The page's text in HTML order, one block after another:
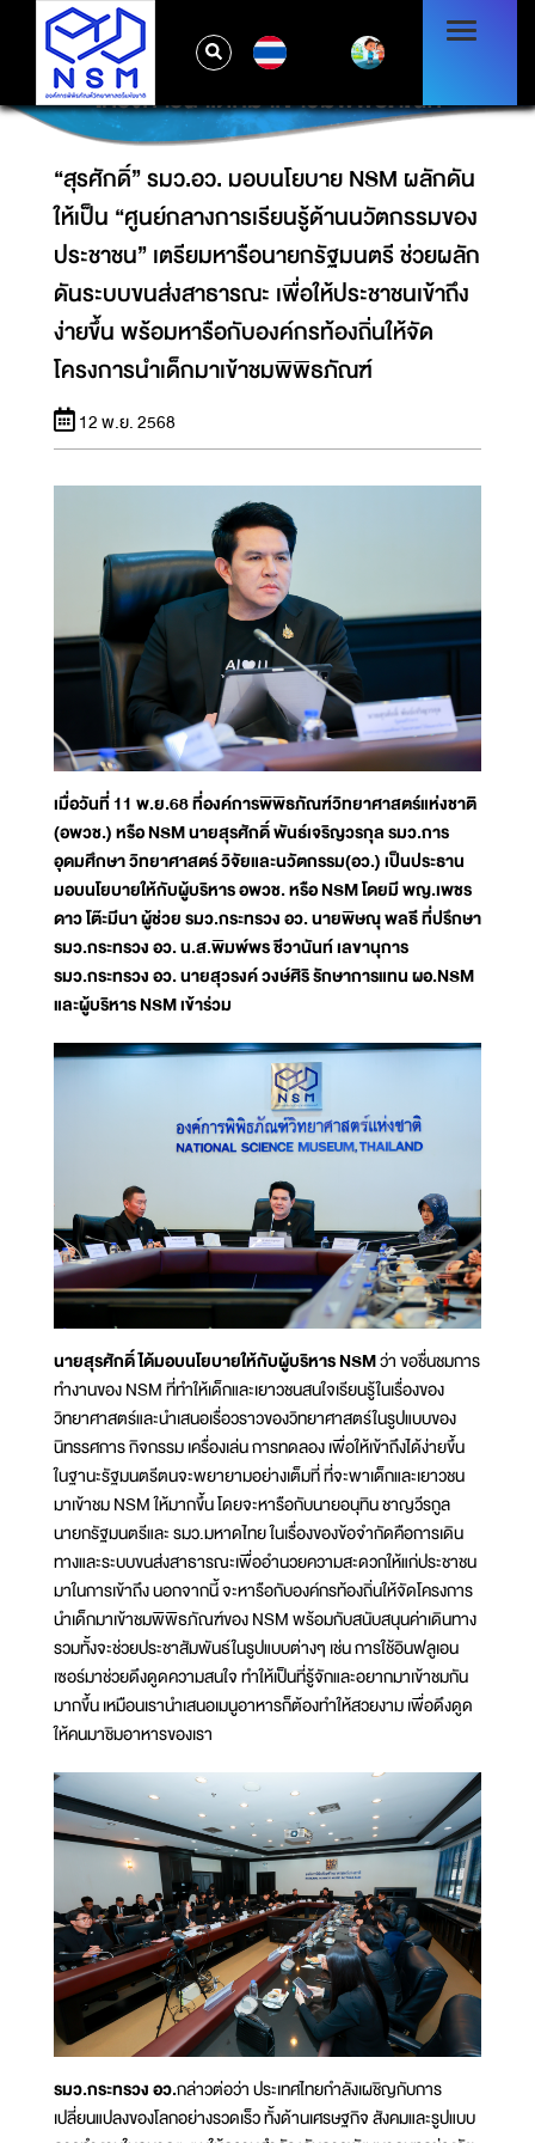
ประชาชน” เตรียมหารือนายกรัฐมนตรี ช่วยผลัก
ดันระบบขนส่งสาธารณะ เพื่อให้ประชาชนเข้าถึง
ง่ายขึ้น พร้อมหารือกับองค์กรท้องถิ่นให้จัด
โครงการนำเด็กมาเข้าชมพิพิธภัณฑ์
“สุรศักดิ์” รมว.อว. มอบนโยบาย NSM ผลักดัน
ให้เป็น “ศูนย์กลางการเรียนรู้ด้านนวัตกรรมของ
ประชาชน” เตรียมหารือนายกรัฐมนตรี ช่วยผลัก
ดันระบบขนส่งสาธารณะ เพื่อให้ประชาชนเข้าถึง
ง่ายขึ้น พร้อมหารือกับองค์กรท้องถิ่นให้จัด
โครงการนำเด็กมาเข้าชมพิพิธภัณฑ์
12 พ.ย. 2568
เมื่อวันที่ 11 พ.ย.68 ที่องค์การพิพิธภัณฑ์วิทยาศาสตร์แห่งชาติ
(อพวช.) หรือ NSM นายสุรศักดิ์ พันธ์เจริญวรกุล รมว.การ
อุดมศึกษา วิทยาศาสตร์ วิจัยและนวัตกรรม(อว.) เป็นประธาน
มอบนโยบายให้กับผู้บริหาร อพวช. หรือ NSM โดยมี พญ.เพชร
ดาว โต๊ะมีนา ผู้ช่วย รมว.กระทรวง อว. นายพิษณุ พลธี ที่ปรึกษา
รมว.กระทรวง อว. น.ส.พิมพ์พร ชีวานันท์ เลขานุการ
รมว.กระทรวง อว. นายสุวรงค์ วงษ์ศิริ รักษาการแทน ผอ.NSM
และผู้บริหาร NSM เข้าร่วม
นายสุรศักดิ์ ได้มอบนโยบายให้กับผู้บริหาร NSMว่า ขอชื่นชมการ
ทำงานของ NSM ที่ทำให้เด็กและเยาวชนสนใจเรียนรู้ในเรื่องของ
วิทยาศาสตร์และนำเสนอเรื่อวราวของวิทยาศาสตร์ในรูปแบบของ
นิทรรศการ กิจกรรม เครื่องเล่น การทดลอง เพื่อให้เข้าถึงได้ง่ายขึ้น
ในฐานะรัฐมนตรีตนจะพยายามอย่างเต็มที่ ที่จะพาเด็กและเยาวชน
มาเข้าชม NSM ให้มากขึ้น โดยจะหารือกับนายอนุทิน ชาญวีรกูล
นายกรัฐมนตรีและ รมว.มหาดไทย ในเรื่องของข้อจำกัดคือการเดิน
ทางและระบบขนส่งสาธารณะเพื่ออำนวยความสะดวกให้แก่ประชาชน
มาในการเข้าถึง นอกจากนี้ จะหารือกับองค์กรท้องถิ่นให้จัดโครงการ
นำเด็กมาเข้าชมพิพิธภัณฑ์ของ NSM พร้อมกับสนับสนุนค่าเดินทาง
รวมทั้งจะช่วยประชาสัมพันธ์ในรูปแบบต่างๆ เช่น การใช้อินฟลูเอน
เซอร์มาช่วยดึงดูดความสนใจ ทำให้เป็นที่รู้จักและอยากมาเข้าชมกัน
มากขึ้น เหมือนเรานำเสนอเมนูอาหารก็ต้องทำให้สวยงาม เพื่อดึงดูด
ให้คนมาชิมอาหารของเรา
รมว.กระทรวง อว.กล่าวต่อว่า ประเทศไทยกำลังเผชิญกับการ
เปลี่ยนแปลงของโลกอย่างรวดเร็ว ทั้งด้านเศรษฐกิจ สังคมและรูปแบบ